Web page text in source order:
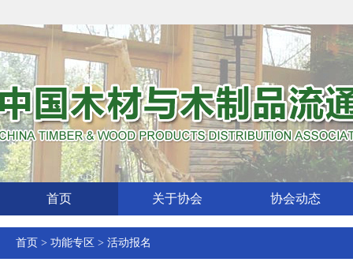
首页 关于协会 协会动态
首页 > 功能专区 > 活动报名